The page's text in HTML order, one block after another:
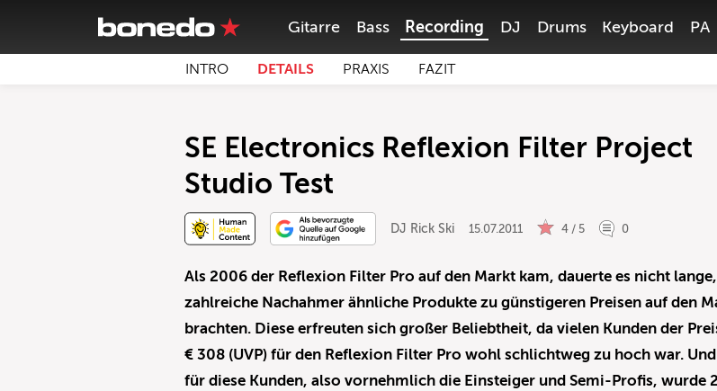
Gitarre Bass Recording DJ Drums Keyboard PA
INTRO DETAILS PRAXIS FAZIT
SE Electronics Reflexion Filter Project
Studio Test
DJ Rick Ski 15.07.2011 4 / 5 0
Als 2006 der Reflexion Filter Pro auf den Markt kam, dauerte es nicht
zahlreiche Nachahmer ähnliche Produkte zu günstigeren Preisen auf den
brachten. Diese erfreuten sich großer Beliebtheit, da vielen Kunden der
€ 308 (UVP) für den Reflexion Filter Pro wohl schlichtweg zu hoch war.
für diese Kunden, also vornehmlich die Einsteiger und Semi-Profis, wurde